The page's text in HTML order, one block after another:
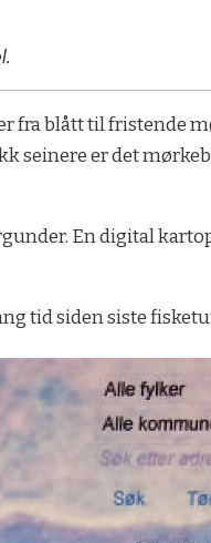
fra blått til fristende
seinere er det
En digital
tid siden siste